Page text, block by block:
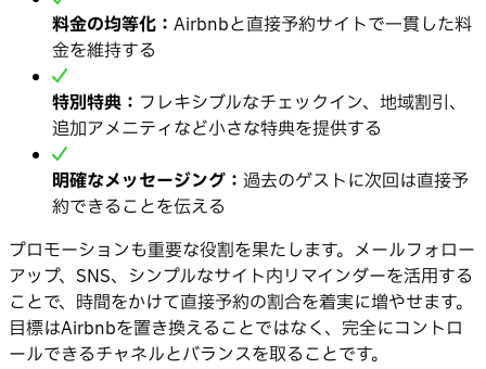
料金の均等化： Airbnbと直接予約サイトで一貫した料
金を維持する
特別特典： フレキシブルなチェックイン、地域割引、
追加アメニティなど小さな特典を提供する
明確なメッセージング： 過去のゲストに次回は直接予
約できることを伝える
プロモーションも重要な役割を果たします。メールフォロー
アップ、SNS、シンプルなサイト内リマインダーを活用する
ことで、時間をかけて直接予約の割合を着実に増やせます。
目標はAirbnbを置き換えることではなく、完全にコントロ
ールできるチャネルとバランスを取ることです。